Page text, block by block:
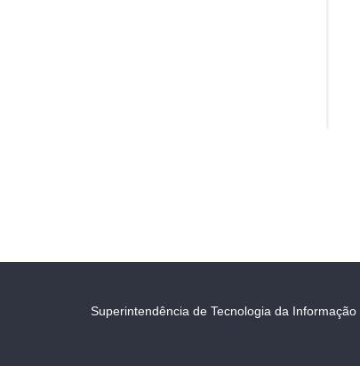
Superintendência de Tecnologia da Informação